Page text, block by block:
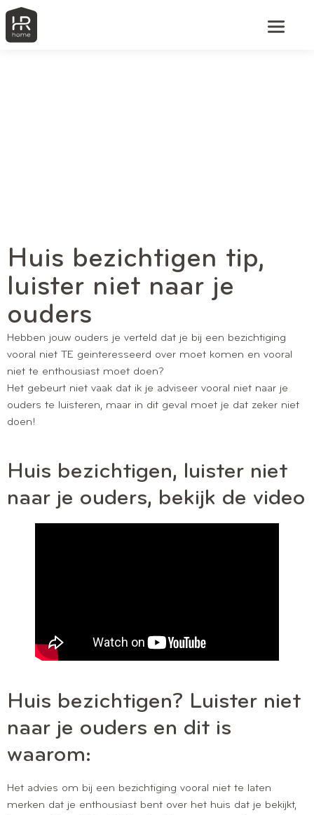
Huis bezichtigen tip,
luister niet naar je
ouders
Hebben jouw ouders je verteld dat je bij een bezichtiging
vooral niet TE geinteresseerd over moet komen en vooral
niet te enthousiast moet doen?
Het gebeurt niet vaak dat ik je adviseer vooral niet naar je
ouders te luisteren, maar in dit geval moet je dat zeker niet
doen!
Huis bezichtigen, luister niet
naar je ouders, bekijk de video
Huis bezichtigen? Luister niet
naar je ouders en dit is
waarom:
Het advies om bij een bezichtiging vooral niet te laten
merken dat je enthousiast bent over het huis dat je bekijkt,